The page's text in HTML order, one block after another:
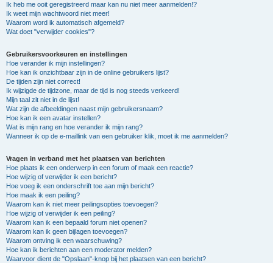
Ik heb me ooit geregistreerd maar kan nu niet meer aanmelden!?
Ik weet mijn wachtwoord niet meer!
Waarom word ik automatisch afgemeld?
Wat doet "verwijder cookies"?
Gebruikersvoorkeuren en instellingen
Hoe verander ik mijn instellingen?
Hoe kan ik onzichtbaar zijn in de online gebruikers lijst?
De tijden zijn niet correct!
Ik wijzigde de tijdzone, maar de tijd is nog steeds verkeerd!
Mijn taal zit niet in de lijst!
Wat zijn de afbeeldingen naast mijn gebruikersnaam?
Hoe kan ik een avatar instellen?
Wat is mijn rang en hoe verander ik mijn rang?
Wanneer ik op de e-maillink van een gebruiker klik, moet ik me aanmelden?
Vragen in verband met het plaatsen van berichten
Hoe plaats ik een onderwerp in een forum of maak een reactie?
Hoe wijzig of verwijder ik een bericht?
Hoe voeg ik een onderschrift toe aan mijn bericht?
Hoe maak ik een peiling?
Waarom kan ik niet meer peilingsopties toevoegen?
Hoe wijzig of verwijder ik een peiling?
Waarom kan ik een bepaald forum niet openen?
Waarom kan ik geen bijlagen toevoegen?
Waarom ontving ik een waarschuwing?
Hoe kan ik berichten aan een moderator melden?
Waarvoor dient de "Opslaan"-knop bij het plaatsen van een bericht?